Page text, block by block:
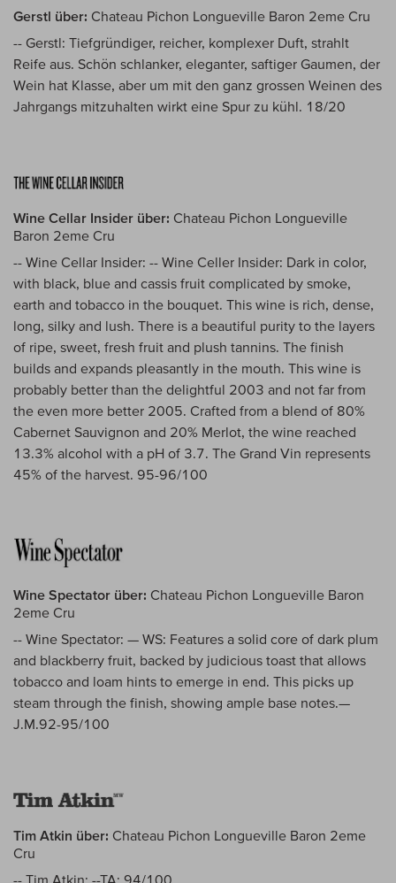
Gerstl über: Chateau Pichon Longueville Baron 2eme Cru
-- Gerstl: Tiefgründiger, reicher, komplexer Duft, strahlt
Reife aus. Schön schlanker, eleganter, saftiger Gaumen, der
Wein hat Klasse, aber um mit den ganz grossen Weinen des
Jahrgangs mitzuhalten wirkt eine Spur zu kühl. 18/20
Wine Cellar Insider über: Chateau Pichon Longueville
Baron 2eme Cru
-- Wine Cellar Insider: -- Wine Celler Insider: Dark in color,
with black, blue and cassis fruit complicated by smoke,
earth and tobacco in the bouquet. This wine is rich, dense,
long, silky and lush. There is a beautiful purity to the layers
of ripe, sweet, fresh fruit and plush tannins. The finish
builds and expands pleasantly in the mouth. This wine is
probably better than the delightful 2003 and not far from
the even more better 2005. Crafted from a blend of 80%
Cabernet Sauvignon and 20% Merlot, the wine reached
13.3% alcohol with a pH of 3.7. The Grand Vin represents
45% of the harvest. 95-96/100
Wine Spectator über: Chateau Pichon Longueville Baron
2eme Cru
-- Wine Spectator: — WS: Features a solid core of dark plum
and blackberry fruit, backed by judicious toast that allows
tobacco and loam hints to emerge in end. This picks up
steam through the finish, showing ample base notes.—
J.M.92-95/100
Tim Atkin über: Chateau Pichon Longueville Baron 2eme
Cru
-- Tim Atkin: --TA: 94/100